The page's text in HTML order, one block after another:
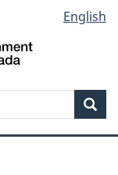
English